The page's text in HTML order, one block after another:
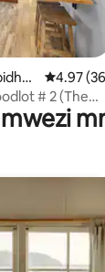
5, tathmini 7
4.97
# 2 (The